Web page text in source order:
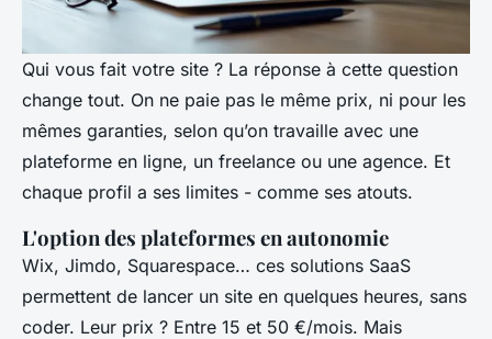
Qui vous fait votre site ? La réponse à cette question
change tout. On ne paie pas le même prix, ni pour les
mêmes garanties, selon qu’on travaille avec une
plateforme en ligne, un freelance ou une agence. Et
chaque profil a ses limites - comme ses atouts.
L'option des plateformes en autonomie
Wix, Jimdo, Squarespace… ces solutions SaaS
permettent de lancer un site en quelques heures, sans
coder. Leur prix ? Entre 15 et 50 €/mois. Mais